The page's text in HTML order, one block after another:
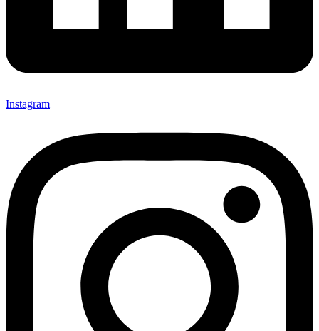
Instagram